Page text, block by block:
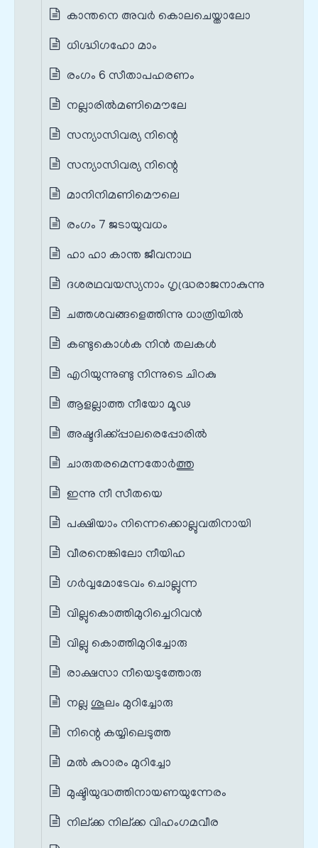
കാന്തനെ അവര്‍ കൊലചെയ്താലോ
ധിഗ്ദ്ധിഗഹോ മാം
രംഗം 6 സീതാപഹരണം
നല്ലാരില്‍മണിമൌലേ
സന്യാസിവര്യ നിന്റെ
സന്യാസിവര്യ നിന്റെ
മാനിനിമണിമൌലെ
രംഗം 7 ജടായുവധം
ഹാ ഹാ കാന്ത ജീവനാഥ
ദശരഥവയസ്യനാം ഗൃദ്ധ്രരാജനാകുന്നു
ചത്തശവങ്ങളെത്തിന്നു ധാത്രിയില്‍
കണ്ടുകൊൾക നിൻ തലകൾ
എറിയുന്നുണ്ടു നിന്നുടെ ചിറകു
ആളല്ലാത്ത നീയോ മൂഢ
അഷ്ടദിക്ക്പ്പാലരെപ്പോരിൽ
ചാരുതരമെന്നതോർത്തു
ഇന്നു നീ സീതയെ
പക്ഷിയാം നിന്നെക്കൊല്ലുവതിനായി
വീരനെങ്കിലോ നീയിഹ
ഗർവ്വമോടേവം ചൊല്ലുന്ന
വില്ലുകൊത്തിമുറിച്ചെറിവൻ
വില്ലു കൊത്തിമുറിച്ചോരു
രാക്ഷസാ നീയെടുത്തോരു
നല്ല ശൂലം മുറിച്ചോരു
നിന്റെ കയ്യിലെടുത്ത
മൽ കുഠാരം മുറിച്ചോ
മുഷ്ടിയുദ്ധത്തിനായണയുന്നേരം
നില്ക്ക നില്ക്ക വിഹം‌ഗമവീര